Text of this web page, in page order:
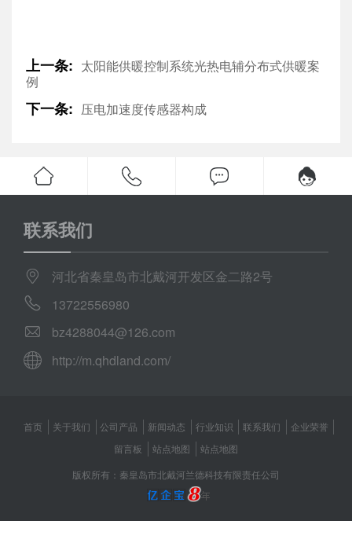
上一条: 太阳能供暖控制系统光热电辅分布式供暖案
例
下一条: 压电加速度传感器构成
联系我们
河北省秦皇岛市北戴河开发区金二路2号
13722556980
bz4288044@126.com
http://m.qhdland.com/
首页 关于我们 公司产品 新闻动态 行业知识 联系我们
企业荣誉
留言板
站点地图
站点地图
版权所有：秦皇岛市北戴河兰德科技有限责任公司